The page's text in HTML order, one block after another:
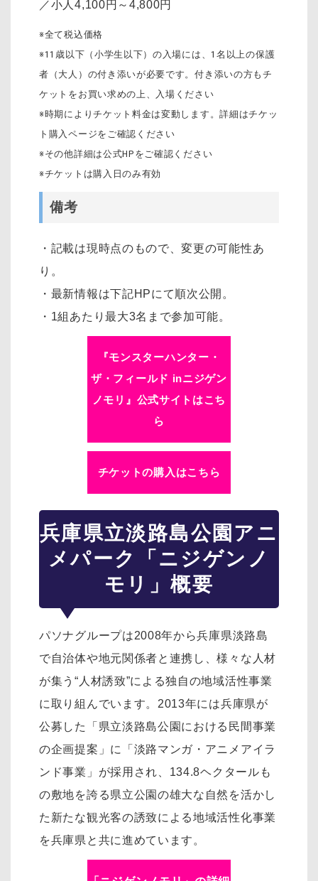
／小人4,100円～4,800円
※全て税込価格
※11歳以下（小学生以下）の入場には、1名以上の保護
者（大人）の付き添いが必要です。付き添いの方もチ
ケットをお買い求めの上、入場ください
※時期によりチケット料金は変動します。詳細はチケッ
ト購入ページをご確認ください
※その他詳細は公式HPをご確認ください
※チケットは購入日のみ有効
備考
・記載は現時点のもので、変更の可能性あ
り。
・最新情報は下記HPにて順次公開。
・1組あたり最大3名まで参加可能。
『モンスターハンター・
ザ・フィールド inニジゲン
ノモリ』公式サイトはこち
ら
チケットの購入はこちら
兵庫県立淡路島公園アニ
メパーク「ニジゲンノ
モリ」概要
パソナグループは2008年から兵庫県淡路島
で自治体や地元関係者と連携し、様々な人材
が集う“人材誘致”による独自の地域活性事業
に取り組んでいます。2013年には兵庫県が
公募した「県立淡路島公園における民間事業
の企画提案」に「淡路マンガ・アニメアイラ
ンド事業」が採用され、134.8ヘクタールも
の敷地を誇る県立公園の雄大な自然を活かし
た新たな観光客の誘致による地域活性化事業
を兵庫県と共に進めています。